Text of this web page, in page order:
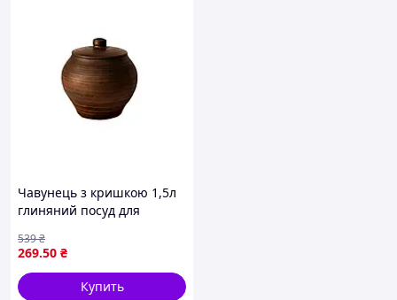
Чавунець з кришкою 1,5л
глиняний посуд для
натуральної глини
269.50 ₴
539₴
Купить